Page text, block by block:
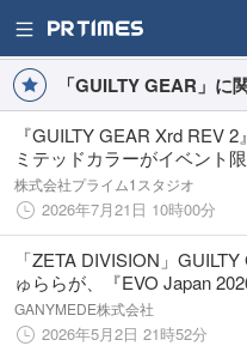
「GUILTY GEAR」に
『GUILTY GEAR Xrd REV
ミテッドカラーがイベント
株式会社プライム1スタジオ
2026年7月21日 10時00分
「ZETA DIVISION」
ゅららが、『EVO Japan
『ARC WORLD TOUR 2026-
出場権を獲得。
GANYMEDE株式会社
2026年5月2日 21時52分